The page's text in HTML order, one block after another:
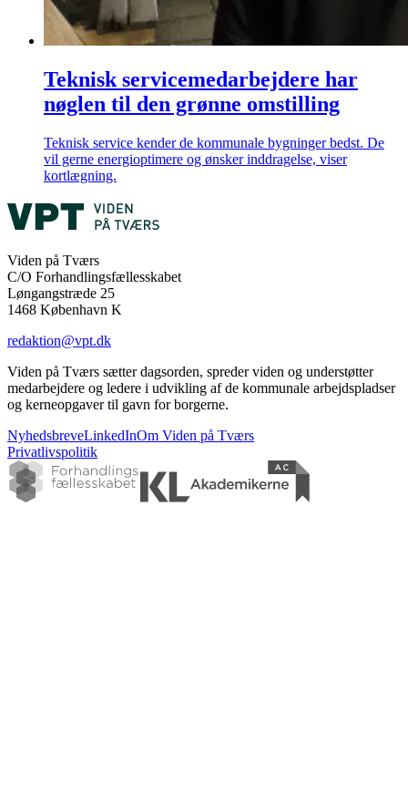
Teknisk servicemedarbejdere har
nøglen til den grønne omstilling
Teknisk service kender de kommunale bygninger bedst. De
vil gerne energioptimere og ønsker inddragelse, viser
kortlægning.
Viden på Tværs
C/O Forhandlingsfællesskabet
Løngangstræde 25
1468 København K
redaktion@vpt.dk
Viden på Tværs sætter dagsorden, spreder viden og understøtter
medarbejdere og ledere i udvikling af de kommunale arbejdspladser
og kerneopgaver til gavn for borgerne.
NyhedsbreveLinkedInOm Viden på Tværs
Privatlivspolitik